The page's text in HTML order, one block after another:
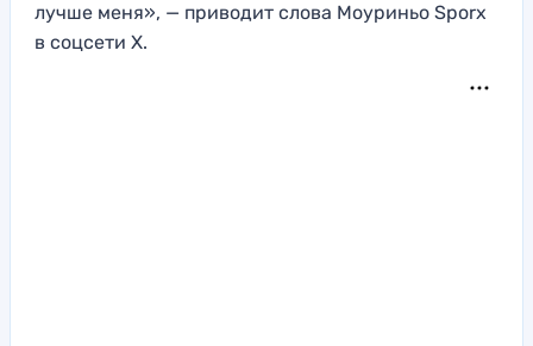
лучше меня», — приводит слова Моуриньо Sporх
в соцсети Х.